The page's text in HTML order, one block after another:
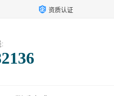
资质认证
: